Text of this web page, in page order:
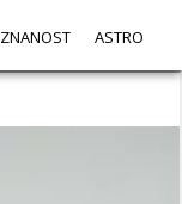
ZNANOST ASTRO